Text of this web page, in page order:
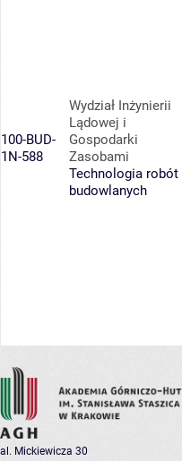
100-BUD-
1N-588
Wydział Inżynierii
Lądowej i
Gospodarki
Zasobami
Technologia robót
budowlanych
al. Mickiewicza 30